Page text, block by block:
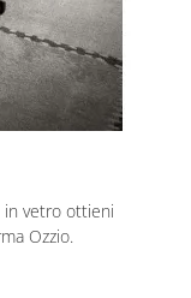
in vetro ottieni
Ozzio.